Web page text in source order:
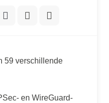
59 verschillende
en WireGuard-